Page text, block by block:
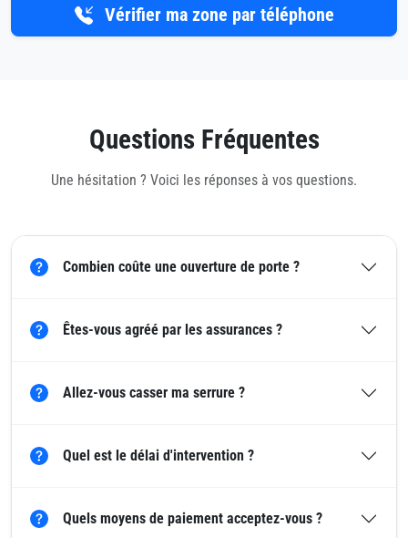
Vérifier ma zone par téléphone
Questions Fréquentes
Une hésitation ? Voici les réponses à vos questions.
Combien coûte une ouverture de porte ?
Êtes-vous agréé par les assurances ?
Allez-vous casser ma serrure ?
Quel est le délai d'intervention ?
Quels moyens de paiement acceptez-vous ?